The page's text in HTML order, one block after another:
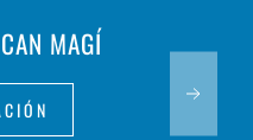
MAGÍ